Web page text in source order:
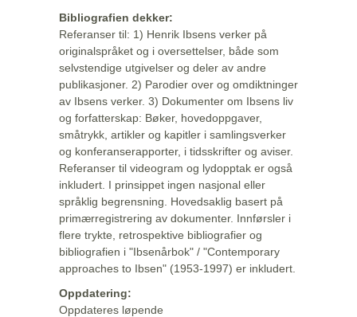
Bibliografien dekker:
Referanser til: 1) Henrik Ibsens verker på
originalspråket og i oversettelser, både som
selvstendige utgivelser og deler av andre
publikasjoner. 2) Parodier over og omdiktninger
av Ibsens verker. 3) Dokumenter om Ibsens liv
og forfatterskap: Bøker, hovedoppgaver,
småtrykk, artikler og kapitler i samlingsverker
og konferanserapporter, i tidsskrifter og aviser.
Referanser til videogram og lydopptak er også
inkludert. I prinsippet ingen nasjonal eller
språklig begrensning. Hovedsaklig basert på
primærregistrering av dokumenter. Innførsler i
flere trykte, retrospektive bibliografier og
bibliografien i "Ibsenårbok" / "Contemporary
approaches to Ibsen" (1953-1997) er inkludert.
Oppdatering:
Oppdateres løpende